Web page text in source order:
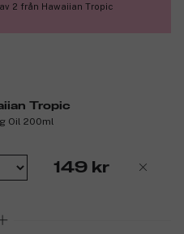
2 från Hawaiian Tropic
Tropic
Oil 200ml
149 kr